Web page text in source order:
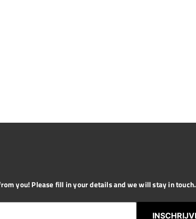
you! Please fill in your details and we will stay in